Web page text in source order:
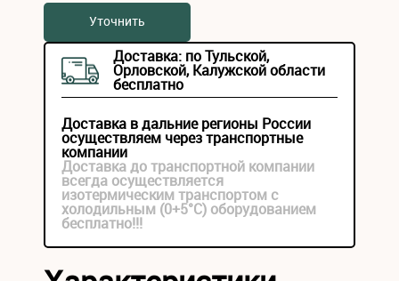
Уточнить
Доставка: по Тульской,
Орловской, Калужской области
бесплатно
Доставка в дальние регионы России
осуществляем через транспортные
компании
Доставка до транспортной компании
всегда осуществляется
изотермическим транспортом с
холодильным (0+5°С) оборудованием
бесплатно!!!